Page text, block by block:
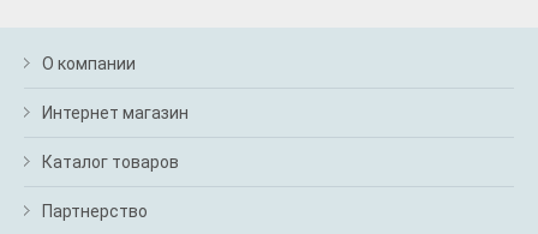
О компании
Интернет магазин
Каталог товаров
Партнерство